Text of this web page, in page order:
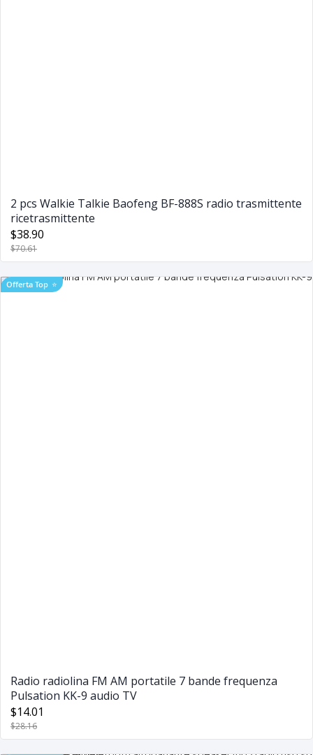
2 pcs Walkie Talkie Baofeng BF-888S radio trasmittente
ricetrasmittente
$38.90
$70.61
Offerta Top ⭐
Radio radiolina FM AM portatile 7 bande frequenza
Pulsation KK-9 audio TV
$14.01
$28.16